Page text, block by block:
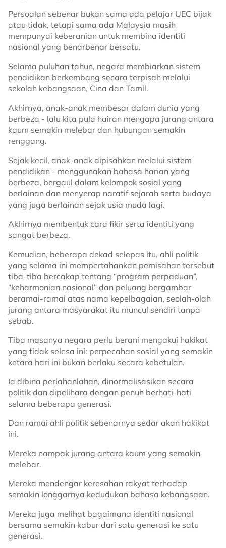
Persoalan sebenar bukan sama ada pelajar UEC bijak
atau tidak, tetapi sama ada Malaysia masih
mempunyai keberanian untuk membina identiti
nasional yang benarbenar bersatu.
Selama puluhan tahun, negara membiarkan sistem
pendidikan berkembang secara terpisah melalui
sekolah kebangsaan, Cina dan Tamil.
Akhirnya, anak-anak membesar dalam dunia yang
berbeza - lalu kita pula hairan mengapa jurang antara
kaum semakin melebar dan hubungan semakin
renggang.
Sejak kecil, anak-anak dipisahkan melalui sistem
pendidikan - menggunakan bahasa harian yang
berbeza, bergaul dalam kelompok sosial yang
berlainan dan menyerap naratif sejarah serta budaya
yang juga berlainan sejak usia muda lagi.
Akhirnya membentuk cara fikir serta identiti yang
sangat berbeza.
Kemudian, beberapa dekad selepas itu, ahli politik
yang selama ini mempertahankan pemisahan tersebut
tiba-tiba bercakap tentang “program perpaduan”,
“keharmonian nasional” dan peluang bergambar
beramai-ramai atas nama kepelbagaian, seolah-olah
jurang antara masyarakat itu muncul sendiri tanpa
sebab.
Tiba masanya negara perlu berani mengakui hakikat
yang tidak selesa ini: perpecahan sosial yang semakin
ketara hari ini bukan berlaku secara kebetulan.
Ia dibina perlahanlahan, dinormalisasikan secara
politik dan dipelihara dengan penuh berhati-hati
selama beberapa generasi.
Dan ramai ahli politik sebenarnya sedar akan hakikat
ini.
Mereka nampak jurang antara kaum yang semakin
melebar.
Mereka mendengar keresahan rakyat terhadap
semakin longgarnya kedudukan bahasa kebangsaan.
Mereka juga melihat bagaimana identiti nasional
bersama semakin kabur dari satu generasi ke satu
generasi.